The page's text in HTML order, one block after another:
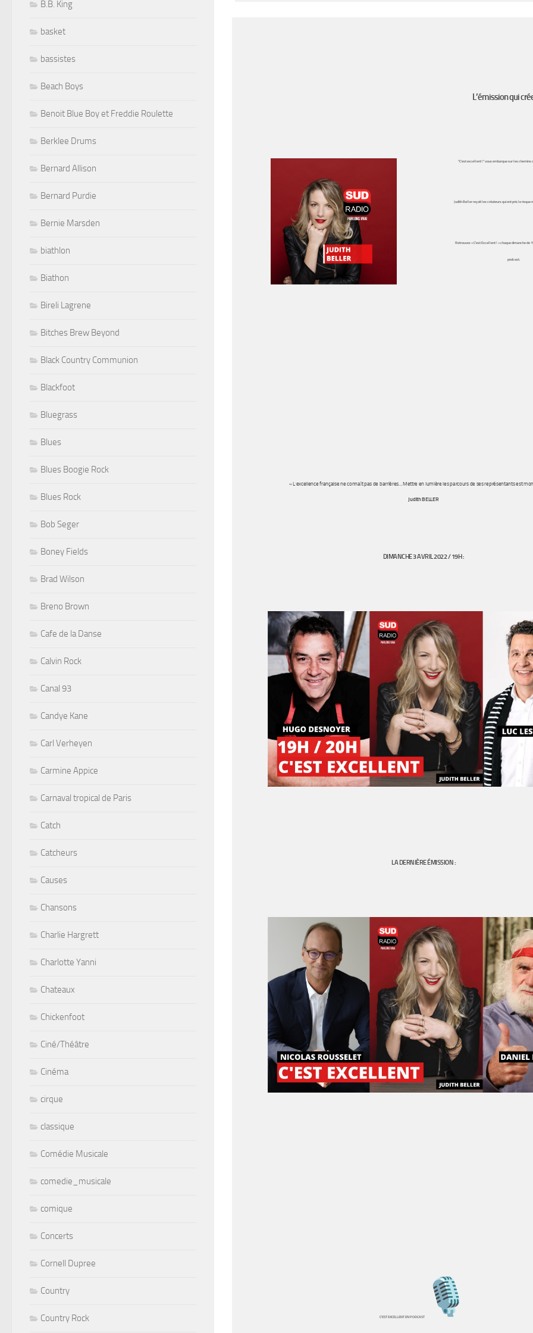
L’émission qui
“C’est excellent !”vous embarque sur les chemins
Judith Bellerreçoit les créateurs qui ont pris le risque
Retrouvez « C’est Excellent ! » chaque dimanche de
podcast.
« L’excellence française ne connaît pas de barrières…Mettre en lumière les parcours de ses représentants est
Judith BELLER
DIMANCHE 3 AVRIL 2022 / 19H :
LA DERNIÈRE ÉMISSION :
C’EST EXCELLENTEN PODCAST
B.B. King
basket
bassistes
Beach Boys
Benoit Blue Boy et Freddie Roulette
Berklee Drums
Bernard Allison
Bernard Purdie
Bernie Marsden
biathlon
Biathon
Bireli Lagrene
Bitches Brew Beyond
Black Country Communion
Blackfoot
Bluegrass
Blues
Blues Boogie Rock
Blues Rock
Bob Seger
Boney Fields
Brad Wilson
Breno Brown
Cafe de la Danse
Calvin Rock
Canal 93
Candye Kane
Carl Verheyen
Carmine Appice
Carnaval tropical de Paris
Catch
Catcheurs
Causes
Chansons
Charlie Hargrett
Charlotte Yanni
Chateaux
Chickenfoot
Ciné/Théâtre
Cinéma
cirque
classique
Comédie Musicale
comedie_musicale
comique
Concerts
Cornell Dupree
Country
Country Rock